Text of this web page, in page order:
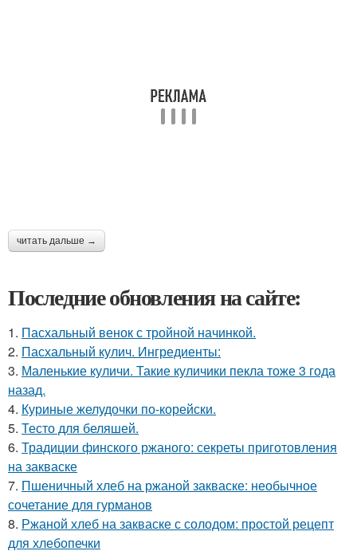
читать дальше →
Последние обновления на сайте:
1. Пасхальный венок с тройной начинкой.
2. Пасхальный кулич. Ингредиенты:
3. Маленькие куличи. Такие куличики пекла тоже 3 года
назад.
4. Куриные желудочки по-корейски.
5. Тесто для беляшей.
6. Традиции финского ржаного: секреты приготовления
на закваске
7. Пшеничный хлеб на ржаной закваске: необычное
сочетание для гурманов
8. Ржаной хлеб на закваске с солодом: простой рецепт
для хлебопечки